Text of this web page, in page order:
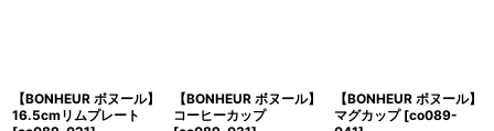
【BONHEUR ボヌール】
16.5cmリムプレート
【BONHEUR ボヌール】
コーヒーカップ
【BONHEUR ボヌール】
マグカップ [co089-